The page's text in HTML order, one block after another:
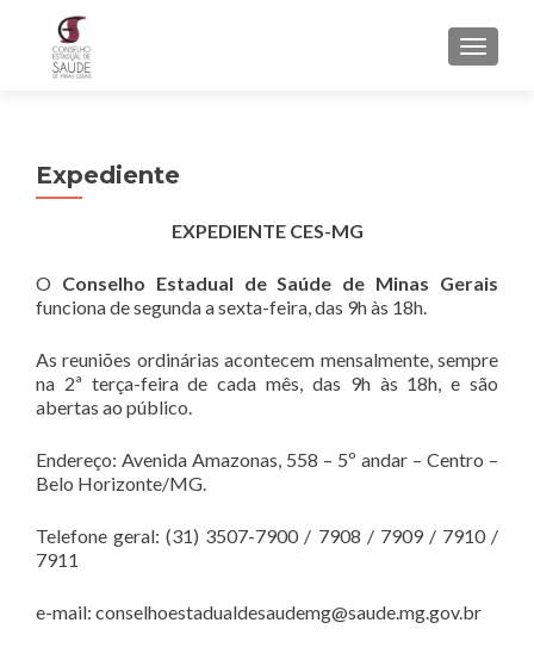
Expediente
EXPEDIENTE CES-MG
O Conselho Estadual de Saúde de Minas Gerais
funciona de segunda a sexta-feira, das 9h às 18h.
As reuniões ordinárias acontecem mensalmente, sempre
na 2ª terça-feira de cada mês, das 9h às 18h, e são
abertas ao público.
Endereço: Avenida Amazonas, 558 – 5º andar – Centro –
Belo Horizonte/MG.
Telefone geral: (31) 3507-7900 / 7908 / 7909 / 7910 /
7911
e-mail: conselhoestadualdesaudemg@saude.mg.gov.br